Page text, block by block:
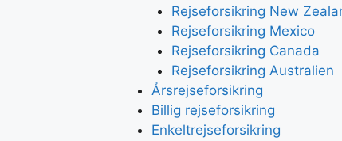
Rejseforsikring New
Rejseforsikring Mexico
Rejseforsikring Canada
Rejseforsikring Australien
Årsrejseforsikring
Billig rejseforsikring
Enkeltrejseforsikring